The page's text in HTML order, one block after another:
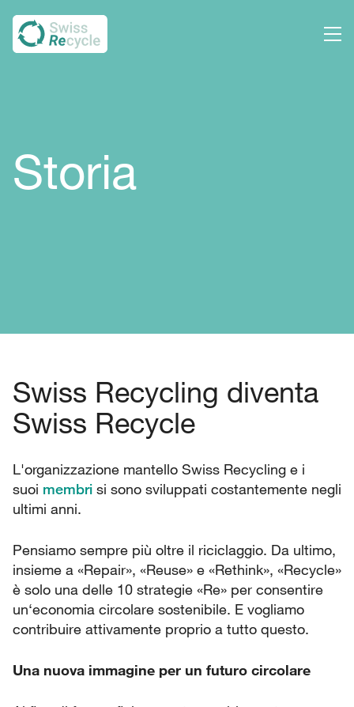
Storia
Swiss Recycling diventa
Swiss Recycle
L'organizzazione mantello Swiss Recycling e i
suoi membri si sono sviluppati costantemente negli
ultimi anni.
Pensiamo sempre più oltre il riciclaggio. Da ultimo,
insieme a «Repair», «Reuse» e «Rethink», «Recycle»
è solo una delle 10 strategie «Re» per consentire
un‘economia circolare sostenibile. E vogliamo
contribuire attivamente proprio a tutto questo.
Una nuova immagine per un futuro circolare